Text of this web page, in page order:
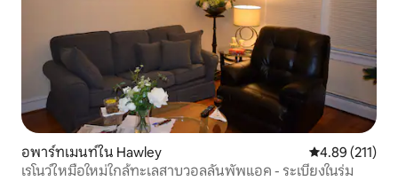
อพาร์ทเมนท์ใน Hawley คะแนนเฉลี่ย
4.89 (211)
เรโนว์ใหมือใหม่ใกล้ทะเลสาบวอลลันพัพแอค - ระเบียงในร่ม